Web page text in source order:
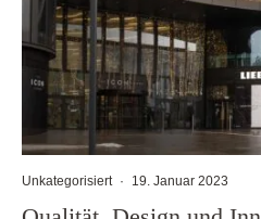
Unkategorisiert · 19. Januar 2023